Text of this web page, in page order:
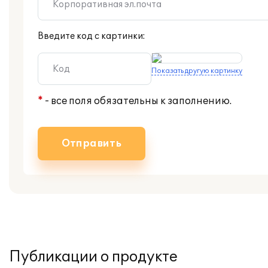
Введите код с картинки:
Показать другую картинку
* - все поля обязательны к заполнению.
Отправить
Публикации о продукте